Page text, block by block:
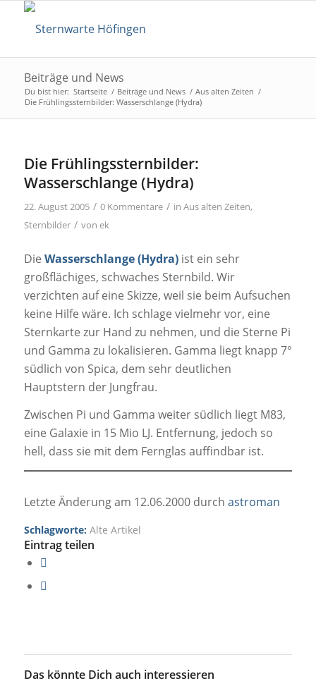
Beiträge und News
Du bist hier: Startseite / Beiträge und News / Aus alten Zeiten /
Die Frühlingssternbilder: Wasserschlange (Hydra)
Die Frühlingssternbilder:
Wasserschlange (Hydra)
22. August 2005 / 0 Kommentare / in Aus alten Zeiten,
Sternbilder / von ek
Die Wasserschlange (Hydra)ist ein sehr
großflächiges, schwaches Sternbild. Wir
verzichten auf eine Skizze, weil sie beim Aufsuchen
keine Hilfe wäre. Ich schlage vielmehr vor, eine
Sternkarte zur Hand zu nehmen, und die Sterne Pi
und Gamma zu lokalisieren. Gamma liegt knapp 7°
südlich von Spica, dem sehr deutlichen
Hauptstern der Jungfrau.
Zwischen Pi und Gamma weiter südlich liegt M83,
eine Galaxie in 15 Mio LJ. Entfernung, jedoch so
hell, dass sie mit dem Fernglas auffindbar ist.
Letzte Änderung am 12.06.2000 durch astroman
Schlagworte: Alte Artikel
Eintrag teilen
Das könnte Dich auch interessieren